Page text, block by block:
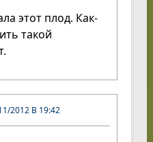
этот плод. Как-
такой
2012 В 19:42